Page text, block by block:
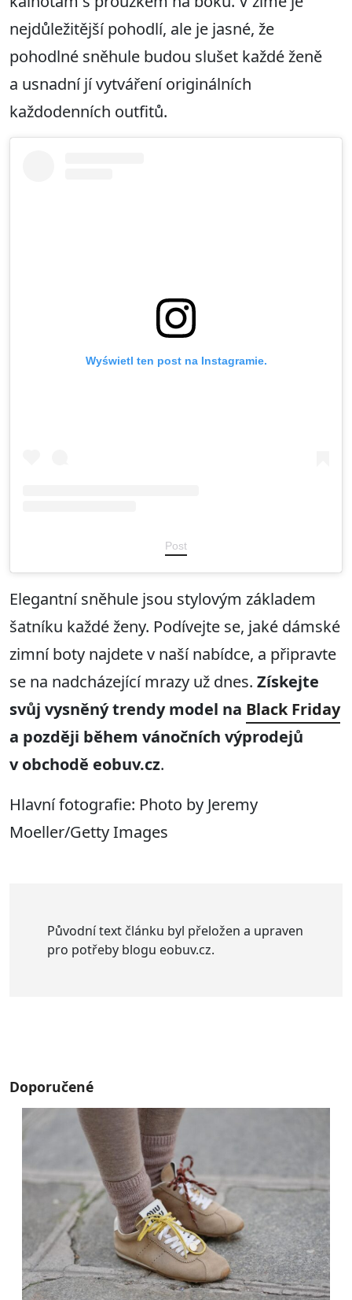
nejdůležitější pohodlí, ale je jasné, že
pohodlné sněhule budou slušet každé ženě
a usnadní jí vytváření originálních
každodenních outfitů.
Wyświetl ten post na Instagramie.
Post
Elegantní sněhule jsou stylovým základem
šatníku každé ženy. Podívejte se, jaké dámské
zimní boty najdete v naší nabídce, a připravte
se na nadcházející mrazy už dnes. Získejte
svůj vysněný trendy model na Black Friday
a později během vánočních výprodejů
v obchodě eobuv.cz.
Hlavní fotografie: Photo by Jeremy
Moeller/Getty Images
Původní text článku byl přeložen a upraven
pro potřeby blogu eobuv.cz.
Doporučené